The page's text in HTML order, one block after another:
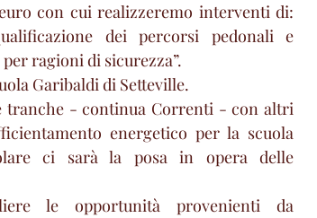
con cui realizzeremo interventi di:
dei percorsi pedonali e
ragioni di sicurezza”.
Garibaldi di Setteville.
tranche - continua Correnti - con altri
energetico per la scuola
ci sarà la posa in opera delle
le opportunità provenienti da